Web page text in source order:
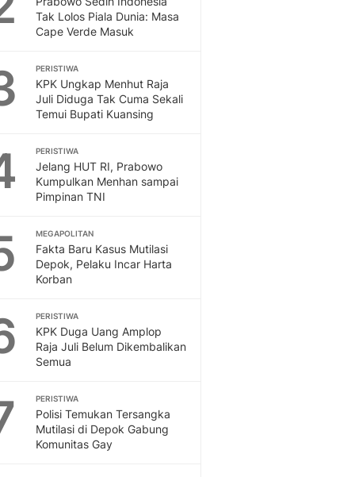
Tak Lolos Piala Dunia: Masa
Cape Verde Masuk
PERISTIWA
KPK Ungkap Menhut Raja
Juli Diduga Tak Cuma Sekali
Temui Bupati Kuansing
PERISTIWA
Jelang HUT RI, Prabowo
Kumpulkan Menhan sampai
Pimpinan TNI
MEGAPOLITAN
Fakta Baru Kasus Mutilasi
Depok, Pelaku Incar Harta
Korban
PERISTIWA
KPK Duga Uang Amplop
Raja Juli Belum Dikembalikan
Semua
PERISTIWA
Polisi Temukan Tersangka
Mutilasi di Depok Gabung
Komunitas Gay